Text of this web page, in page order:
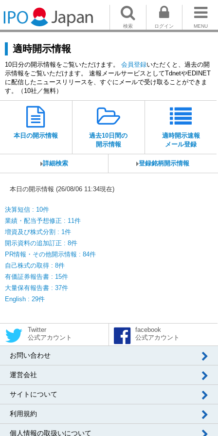
MENU
ログイン
検索
適時開示情報
10日分の開示情報をご覧いただけます。 会員登録いただくと、過去の開
示情報をご覧いただけます。 速報メールサービスとしてTdnetやEDINET
に配信したニュースリリースを、すぐにメールで受け取ることができま
す。（10社／無料）
本日の開示情報
過去10日間の
開示情報
適時開示速報
メール登録
詳細検索 登録銘柄開示情報
本日の開示情報 (26/08/06 11:34現在)
決算短信 : 10件
業績・配当予想修正 : 11件
増資及び株式分割 : 1件
開示資料の追加訂正 : 8件
PR情報・その他開示情報 : 84件
自己株式の取得 : 8件
有価証券報告書 : 15件
大量保有報告書 : 37件
English : 29件
Twitter
公式アカウント
facebook
公式アカウント
お問い合わせ
運営会社
サイトについて
利用規約
個人情報の取扱いについて